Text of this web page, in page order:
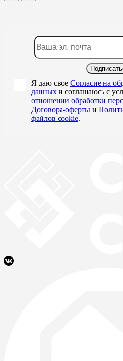
Я даю свое Согласие на
данных и соглашаюсь с
отношении обработки
Договора-оферты и
файлов cookie.